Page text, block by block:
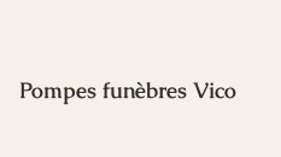
Pompes funèbres Vico